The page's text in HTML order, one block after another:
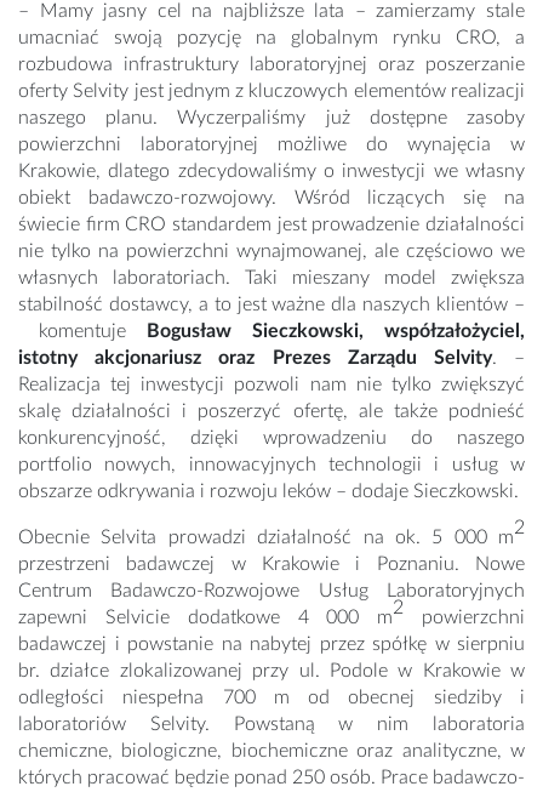
– Mamy jasny cel na najbliższe lata – zamierzamy stale
umacniać swoją pozycję na globalnym rynku CRO, a
rozbudowa infrastruktury laboratoryjnej oraz poszerzanie
oferty Selvity jest jednym z kluczowych elementów realizacji
naszego planu. Wyczerpaliśmy już dostępne zasoby
powierzchni laboratoryjnej możliwe do wynajęcia w
Krakowie, dlatego zdecydowaliśmy o inwestycji we własny
obiekt badawczo-rozwojowy. Wśród liczących się na
świecie firm CRO standardem jest prowadzenie działalności
nie tylko na powierzchni wynajmowanej, ale częściowo we
własnych laboratoriach. Taki mieszany model zwiększa
stabilność dostawcy, a to jest ważne dla naszych klientów –
komentuje
Bogusław Sieczkowski, współzałożyciel,
istotny akcjonariusz oraz Prezes Zarządu Selvity. –
Realizacja tej inwestycji pozwoli nam nie tylko zwiększyć
skalę działalności i poszerzyć ofertę, ale także podnieść
konkurencyjność, dzięki wprowadzeniu do naszego
portfolio nowych, innowacyjnych technologii i usług w
obszarze odkrywania i rozwoju leków – dodaje Sieczkowski.
Obecnie Selvita prowadzi działalność na ok. 5 000 m2
przestrzeni badawczej w Krakowie i Poznaniu. Nowe
Centrum Badawczo-Rozwojowe Usług Laboratoryjnych
zapewni Selvicie dodatkowe 4 000 m2 powierzchni
badawczej i powstanie na nabytej przez spółkę w sierpniu
br. działce zlokalizowanej przy ul. Podole w Krakowie w
odległości niespełna 700 m od obecnej siedziby i
laboratoriów Selvity. Powstaną w nim laboratoria
chemiczne, biologiczne, biochemiczne oraz analityczne, w
których pracować będzie ponad 250 osób. Prace badawczo-